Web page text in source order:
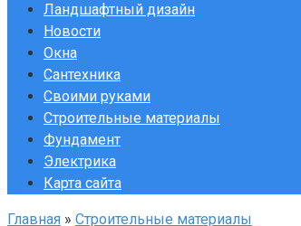
Ландшафтный дизайн
Новости
Окна
Сантехника
Своими руками
Строительные материалы
Фундамент
Электрика
Карта сайта
Главная » Строительные материалы